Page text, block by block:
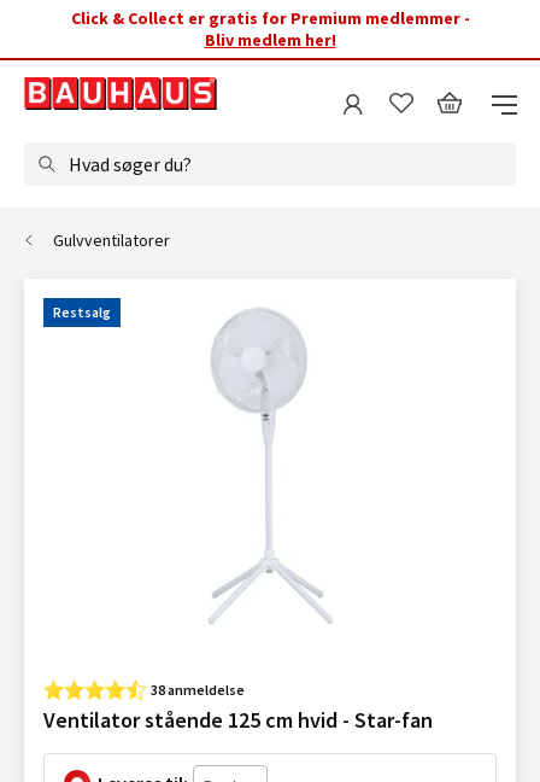
Click & Collect er gratis for Premium medlemmer -
Bliv medlem her!
Hvad søger du?
Gulvventilatorer
Restsalg
38 anmeldelse
Ventilator stående 125 cm hvid - Star-fan